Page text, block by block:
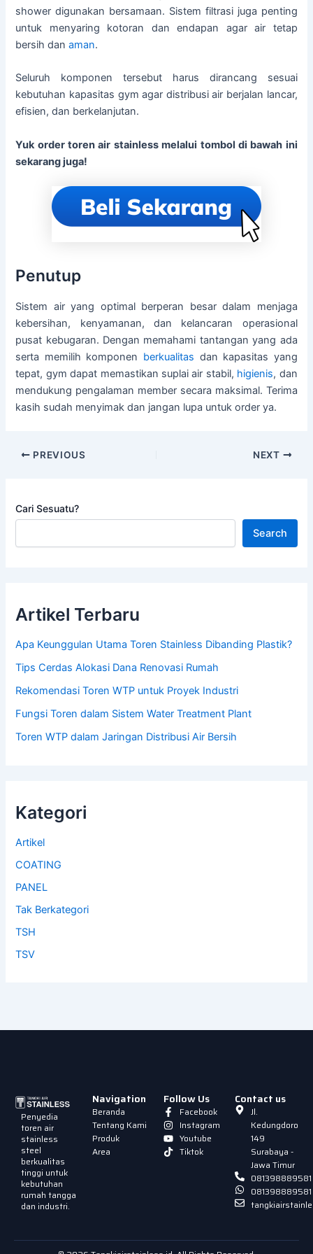
shower digunakan bersamaan. Sistem filtrasi juga penting
untuk menyaring kotoran dan endapan agar air tetap
bersih danaman.
Seluruh komponen tersebut harus dirancang sesuai
kebutuhan kapasitas gym agar distribusi air berjalan lancar,
efisien, dan berkelanjutan.
Yuk order toren air stainless melalui tombol di bawah ini
sekarang juga!
Penutup
Sistem air yang optimal berperan besar dalam menjaga
kebersihan, kenyamanan, dan kelancaran operasional
pusat kebugaran. Dengan memahami tantangan yang ada
serta memilih komponen berkualitas dan kapasitas yang
tepat, gym dapat memastikan suplai air stabil, higienis, dan
mendukung pengalaman member secara maksimal. Terima
kasih sudah menyimak dan jangan lupa untuk order ya.
PREVIOUS NEXT
Cari Sesuatu?
Search
Artikel Terbaru
Apa Keunggulan Utama Toren Stainless Dibanding Plastik?
Tips Cerdas Alokasi Dana Renovasi Rumah
Rekomendasi Toren WTP untuk Proyek Industri
Fungsi Toren dalam Sistem Water Treatment Plant
Toren WTP dalam Jaringan Distribusi Air Bersih
Kategori
Artikel
COATING
PANEL
Tak Berkategori
TSH
TSV
Penyedia
toren air
stainless
steel
berkualitas
tinggi untuk
kebutuhan
rumah tangga
dan industri.
Navigation
Beranda
Tentang Kami
Produk
Area
Follow Us
Facebook
Instagram
Youtube
Tiktok
Contact us
Jl.
Kedungdoro
149
Surabaya -
Jawa Timur
081398889581
081398889581